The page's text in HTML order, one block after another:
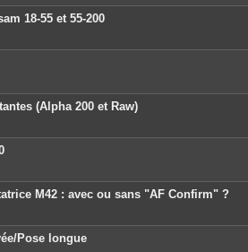
18-55 et 55-200
(Alpha 200 et Raw)
M42 : avec ou sans "AF Confirm" ?
Pose longue